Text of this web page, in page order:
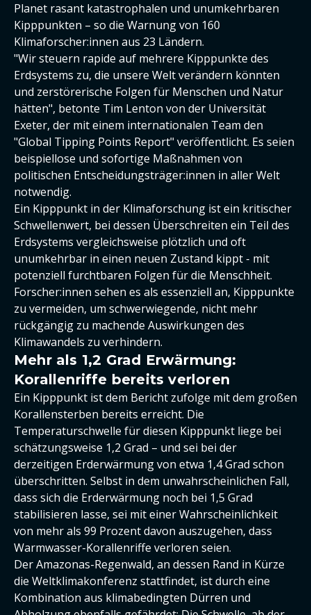
Planet rasant katastrophalen und unumkehrbaren
Kipppunkten – so die Warnung von 160
Klimaforscher:innen aus 23 Ländern.
"Wir steuern rapide auf mehrere Kipppunkte des
Erdsystems zu, die unsere Welt verändern könnten
und zerstörerische Folgen für Menschen und Natur
hätten", betonte Tim Lenton von der Universität
Exeter, der mit einem internationalen Team den
"Global Tipping Points Report" veröffentlicht. Es seien
beispiellose und sofortige Maßnahmen von
politischen Entscheidungsträger:innen in aller Welt
notwendig.
Ein Kipppunkt in der Klimaforschung ist ein kritischer
Schwellenwert, bei dessen Überschreiten ein Teil des
Erdsystems vergleichsweise plötzlich und oft
unumkehrbar in einen neuen Zustand kippt - mit
potenziell furchtbaren Folgen für die Menschheit.
Forscher:innen sehen es als essenziell an, Kipppunkte
zu vermeiden, um schwerwiegende, nicht mehr
rückgängig zu machende Auswirkungen des
Klimawandels zu verhindern.
Mehr als 1,2 Grad Erwärmung:
Korallenriffe bereits verloren
Ein Kipppunkt ist dem Bericht zufolge mit dem großen
Korallensterben bereits erreicht. Die
Temperaturschwelle für diesen Kipppunkt liege bei
schätzungsweise 1,2 Grad – und sei bei der
derzeitigen Erderwärmung von etwa 1,4 Grad schon
überschritten. Selbst in dem unwahrscheinlichen Fall,
dass sich die Erderwärmung noch bei 1,5 Grad
stabilisieren lasse, sei mit einer Wahrscheinlichkeit
von mehr als 99 Prozent davon auszugehen, dass
Warmwasser-Korallenriffe verloren seien.
Der Amazonas-Regenwald, an dessen Rand in Kürze
die Weltklimakonferenz stattfindet, ist durch eine
Kombination aus klimabedingten Dürren und